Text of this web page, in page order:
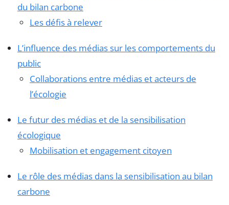
du bilan carbone
Les défis à relever
L’influence des médias sur les comportements du
public
Collaborations entre médias et acteurs de
l’écologie
Le futur des médias et de la sensibilisation
écologique
Mobilisation et engagement citoyen
Le rôle des médias dans la sensibilisation au bilan
carbone